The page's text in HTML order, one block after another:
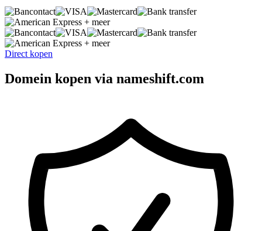
+ meer
+ meer
Direct kopen
Domein kopen via nameshift.com